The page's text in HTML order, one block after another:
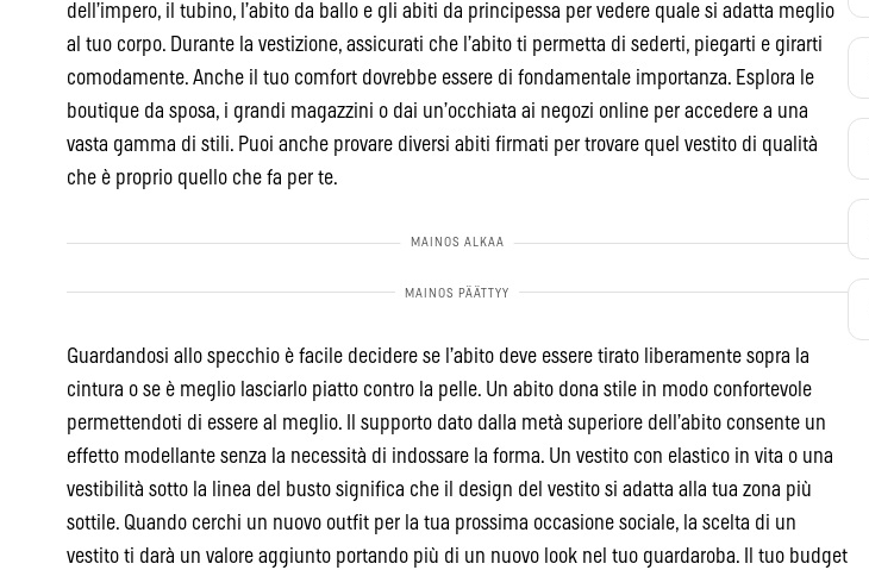
dell’impero, il tubino, l’abito da ballo e gli abiti da principessa per vedere quale si adatta meglio
al tuo corpo. Durante la vestizione, assicurati che l’abito ti permetta di sederti, piegarti e girarti
comodamente. Anche il tuo comfort dovrebbe essere di fondamentale importanza. Esplora le
boutique da sposa, i grandi magazzini o dai un’occhiata ai negozi online per accedere a una
vasta gamma di stili. Puoi anche provare diversi abiti firmati per trovare quel vestito di qualità
che è proprio quello che fa per te.
Guardandosi allo specchio è facile decidere se l’abito deve essere tirato liberamente sopra la
cintura o se è meglio lasciarlo piatto contro la pelle. Un abito dona stile in modo confortevole
permettendoti di essere al meglio. Il supporto dato dalla metà superiore dell’abito consente un
effetto modellante senza la necessità di indossare la forma. Un vestito con elastico in vita o una
vestibilità sotto la linea del busto significa che il design del vestito si adatta alla tua zona più
sottile. Quando cerchi un nuovo outfit per la tua prossima occasione sociale, la scelta di un
vestito ti darà un valore aggiunto portando più di un nuovo look nel tuo guardaroba. Il tuo budget